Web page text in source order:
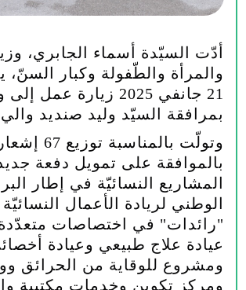
أدّت السيّدة أسماء الجابري،
والمرأة والطّفولة وكبار السنّ،
21 جانفي 2025 زيارة عمل
بمرافقة السيّد وليد صنديد
وتولّت بالمناسبة توزيع 67 إشعارا
بالموافقة على تمويل دفعة
المشاريع النسائيّة في إطار
الوطني لريادة الأعمال النسائيّة
"رائدات" في اختصاصات
عيادة علاج طبيعي وعيادة
ومشروع للوقاية من الحرائق
ومركز تكوين وخدمات مكتبية